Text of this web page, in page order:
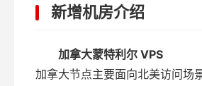
新增机房介绍
加拿大蒙特利尔 VPS
加拿大节点主要面向北美访问场